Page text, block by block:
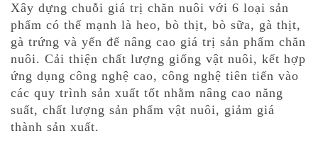
Xây dựng chuỗi giá trị chăn nuôi với 6 loại sản
phẩm có thế mạnh là heo, bò thịt, bò sữa, gà thịt,
gà trứng và yến để nâng cao giá trị sản phẩm chăn
nuôi. Cải thiện chất lượng giống vật nuôi, kết hợp
ứng dụng công nghệ cao, công nghệ tiên tiến vào
các quy trình sản xuất tốt nhằm nâng cao năng
suất, chất lượng sản phẩm vật nuôi, giảm giá
thành sản xuất.